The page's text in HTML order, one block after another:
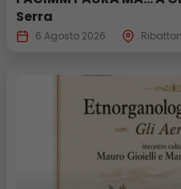
Serra
6 Agosto 2026